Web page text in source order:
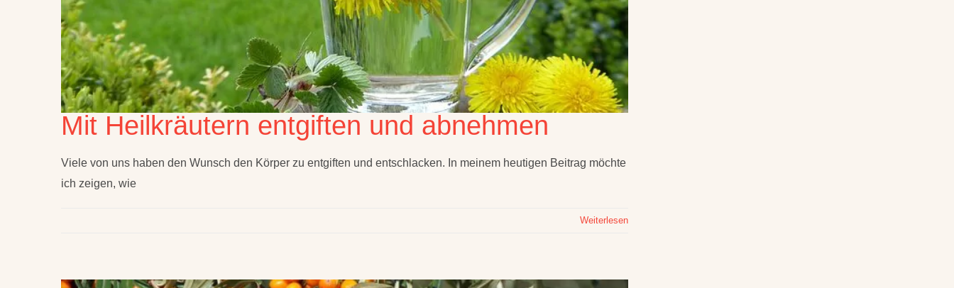
Mit Heilkräutern entgiften und abnehmen
Viele von uns haben den Wunsch den Körper zu entgiften und entschlacken. In meinem heutigen Beitrag möchte
ich zeigen, wie
Weiterlesen